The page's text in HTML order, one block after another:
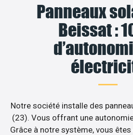
Panneaux
Beissat :
Notre société installe des
(23). Vous offrant une
Grâce à notre système, vous